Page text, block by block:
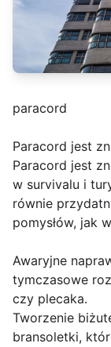
paracord
Paracord jest
Paracord jest
w survivalu i
równie
pomysłów, jak
Awaryjne
tymczasowe
czy plecaka.
Tworzenie
bransoletki,